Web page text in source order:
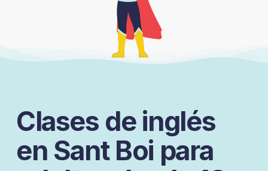
Clases de inglés
en Sant Boi para